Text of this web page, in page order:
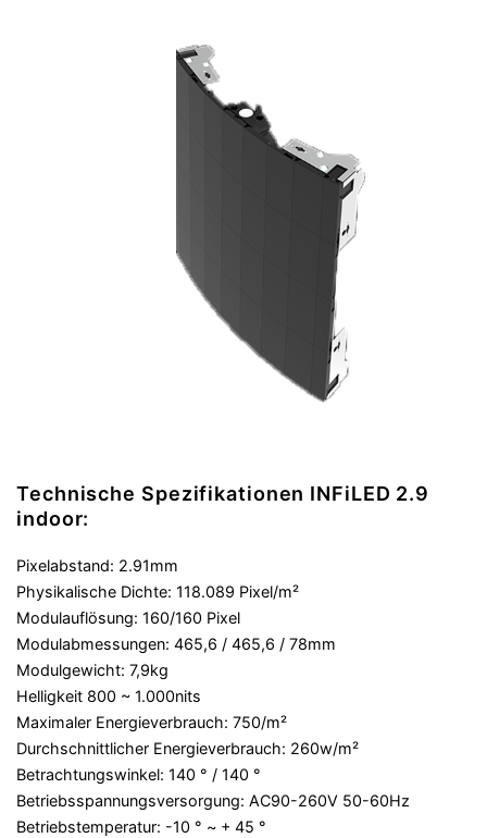
Technische Spezifikationen INFiLED 2.9
indoor:
Pixelabstand: 2.91mm
Physikalische Dichte: 118.089 Pixel/m²
Modulauflösung: 160/160 Pixel
Modulabmessungen: 465,6 / 465,6 / 78mm
Modulgewicht: 7,9kg
Helligkeit 800 ~ 1.000nits
Maximaler Energieverbrauch: 750/m²
Durchschnittlicher Energieverbrauch: 260w/m²
Betrachtungswinkel: 140 ° / 140 °
Betriebsspannungsversorgung: AC90-260V 50-60Hz
Betriebstemperatur: -10 ° ~ + 45 °